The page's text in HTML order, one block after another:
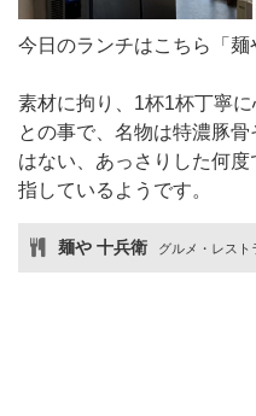
今日のランチはこちら「麺
素材に拘り、1杯1杯丁寧
との事で、名物は特濃豚
はない、あっさりした何
指しているようです。
麺や 十兵衛 グルメ・レスト